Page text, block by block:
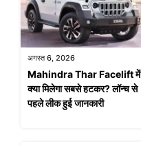
अगस्त 6, 2026
Mahindra Thar Facelift में
क्या मिलेगा सबसे हटकर? लॉन्च से
पहले लीक हुई जानकारी